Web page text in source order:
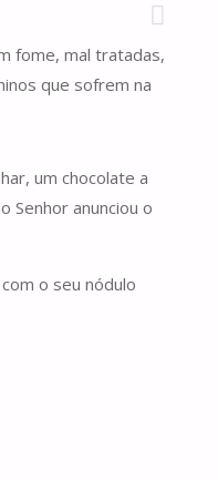
fome, mal tratadas,
que sofrem na
um chocolate a
Senhor anunciou o
o seu nódulo